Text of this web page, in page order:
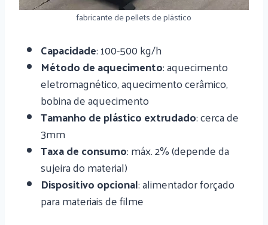
fabricante de pellets de plástico
Capacidade: 100-500 kg/h
Método de aquecimento: aquecimento
eletromagnético, aquecimento cerâmico,
bobina de aquecimento
Tamanho de plástico extrudado: cerca de
3mm
Taxa de consumo: máx. 2% (depende da
sujeira do material)
Dispositivo opcional: alimentador forçado
para materiais de filme